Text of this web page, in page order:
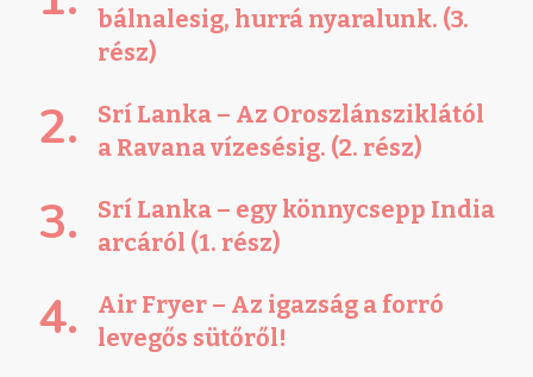
bálnalesig, hurrá nyaralunk. (3.
rész)
Srí Lanka – Az Oroszlánsziklától
a Ravana vízesésig. (2. rész)
Srí Lanka – egy könnycsepp India
arcáról (1. rész)
Air Fryer – Az igazság a forró
levegős sütőről!